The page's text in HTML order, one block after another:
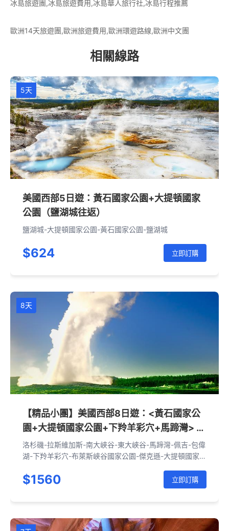
冰島旅遊團,冰島旅遊費用,冰島華人旅行社,冰島行程推薦
歐洲14天旅遊團,歐洲旅遊費用,歐洲環遊路線,歐洲中文團
相關線路
5天
美國西部5日遊：黃石國家公園+大提頓國家
公園（鹽湖城往返）
鹽湖城-大提頓國家公園-黃石國家公園-鹽湖城
$624 立即訂購
8天
【精品小團】美國西部8日遊：<黃石國家公
園+大提頓國家公園+下羚羊彩穴+馬蹄灣> 大
峽谷國家公園+布萊斯峽谷國家公園（洛杉磯
往返 可選拉斯維加斯/鹽湖城下團）
洛杉磯-拉斯維加斯-南大峽谷-東大峽谷-馬蹄灣-佩吉-包偉
湖-下羚羊彩穴-布萊斯峽谷國家公園-傑克遜-大提頓國家公
$1560 立即訂購